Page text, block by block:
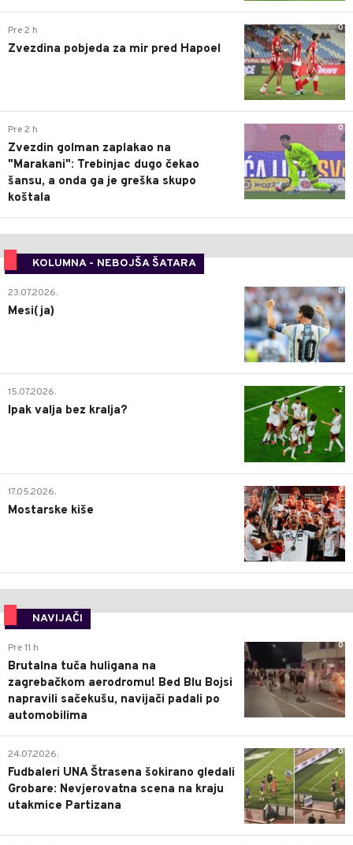
0
Pre 2 h
Zvezdina pobjeda za mir pred Hapoel
0
Pre 2 h
Zvezdin golman zaplakao na
"Marakani": Trebinjac dugo čekao
šansu, a onda ga je greška skupo
koštala
KOLUMNA - NEBOJŠA ŠATARA
0
23.07.2026.
Mesi(ja)
2
15.07.2026.
Ipak valja bez kralja?
0
17.05.2026.
Mostarske kiše
NAVIJAČI
0
Pre 11 h
Brutalna tuča huligana na
zagrebačkom aerodromu! Bed Blu Bojsi
napravili sačekušu, navijači padali po
automobilima
0
24.07.2026.
Fudbaleri UNA Štrasena šokirano gledali
Grobare: Nevjerovatna scena na kraju
utakmice Partizana